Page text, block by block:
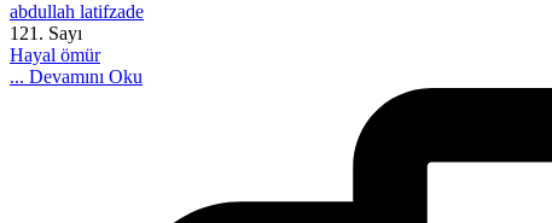
abdullah latifzade
121. Sayı
Hayal ömür
... Devamını Oku